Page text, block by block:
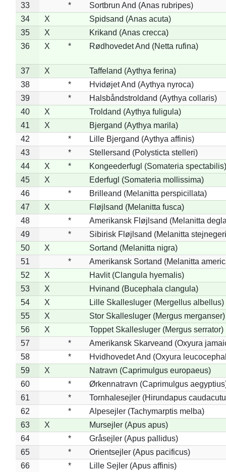
33
*
Sortbrun And (Anas rubripes)
34
X
Spidsand (Anas acuta)
35
X
Krikand (Anas crecca)
36
X * Rødhovedet And (Netta rufina)
37 X
Taffeland (Aythya ferina)
38
*
Hvidøjet And (Aythya nyroca)
39
*
Halsbåndstroldand (Aythya collaris)
40
X
Troldand (Aythya fuligula)
41
X
Bjergand (Aythya marila)
42
*
Lille Bjergand (Aythya affinis)
43
*
Stellersand (Polysticta stelleri)
44
X *
Kongeederfugl (Somateria spectabilis)
45
X
Ederfugl (Somateria mollissima)
46
*
Brilleand (Melanitta perspicillata)
47
X
Fløjlsand (Melanitta fusca)
48
*
Amerikansk Fløjlsand (Melanitta
49
*
Sibirisk Fløjlsand (Melanitta
50
X
Sortand (Melanitta nigra)
51
*
Amerikansk Sortand (Melanitta
52
X
Havlit (Clangula hyemalis)
53
X
Hvinand (Bucephala clangula)
54
X
Lille Skallesluger (Mergellus albellus)
55
X
Stor Skallesluger (Mergus merganser)
56
X
Toppet Skallesluger (Mergus serrator)
57
*
Amerikansk Skarveand (Oxyura
58
*
Hvidhovedet And (Oxyura
59
X
Natravn (Caprimulgus europaeus)
60
*
Ørkennatravn (Caprimulgus
61
*
Tornhalesejler (Hirundapus
62
*
Alpesejler (Tachymarptis melba)
63
X
Mursejler (Apus apus)
64
*
Gråsejler (Apus pallidus)
65
*
Orientsejler (Apus pacificus)
66
*
Lille Sejler (Apus affinis)